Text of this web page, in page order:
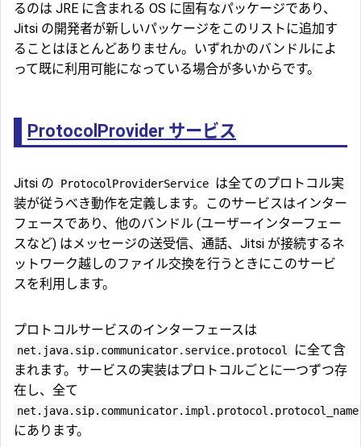
るのは JRE に含まれる OS に固有なパッケージであり、
Jitsi の開発者が新しいパッケージをこのリストに追加す
ることはほとんどありません。いずれかのバンドルによ
って既に利用可能になっている場合が多いからです。
ProtocolProvider サービス
Jitsi の ProtocolProviderService は全てのプロトコル実
装が従うべき動作を定義します。このサービスはインター
フェースであり、他のバンドル (ユーザーインターフェー
スなど) はメッセージの送受信、通話、Jitsi が接続するネ
ットワーク越しのファイル交換を行うときにこのサービ
スを利用します。
プロトコルサービスのインターフェースは
net.java.sip.communicator.service.protocol
に全て含
まれます。サービスの実装はプロトコルごとに一つずつ存
在し、全て
net.java.sip.communicator.impl.protocol.protocol_name
にあります。